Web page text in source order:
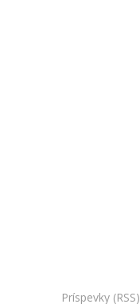
Príspevky (RSS)